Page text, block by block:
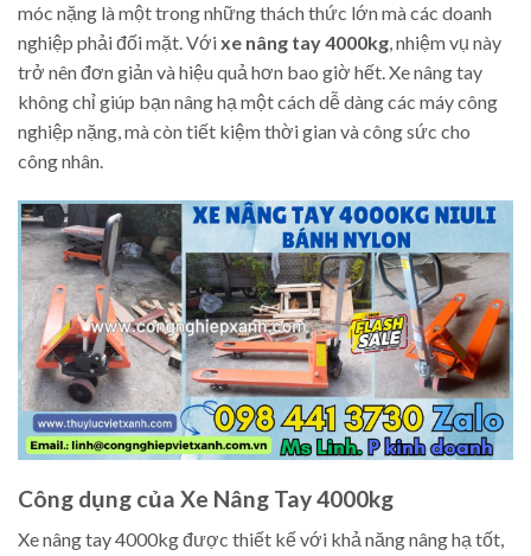
móc nặng là một trong những thách thức lớn mà các doanh
nghiệp phải đối mặt. Vớixe nâng tay 4000kg, nhiệm vụ này
trở nên đơn giản và hiệu quả hơn bao giờ hết. Xe nâng tay
không chỉ giúp bạn nâng hạ một cách dễ dàng các máy công
nghiệp nặng, mà còn tiết kiệm thời gian và công sức cho
công nhân.
Công dụng của Xe Nâng Tay 4000kg
Xe nâng tay 4000kg được thiết kế với khả năng nâng hạ tốt,